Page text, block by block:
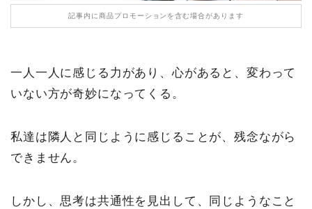
記事内に商品プロモーションを含む場合があります
一人一人に感じる力があり、心があると、変わって
いない方が奇妙になってくる。
私達は隣人と同じように感じることが、残念ながら
できません。
しかし、思考は共通性を見出して、同じようなこと